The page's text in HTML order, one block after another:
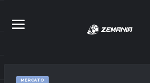
MERCATO